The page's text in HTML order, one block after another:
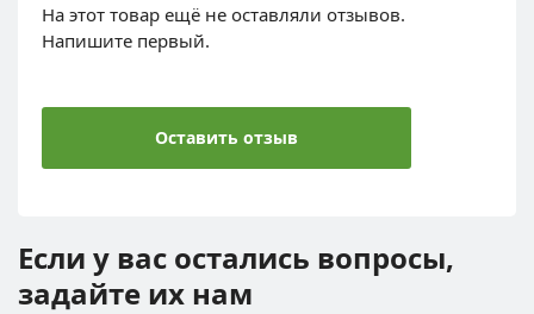
На этот товар ещё не оставляли отзывов.
Напишите первый.
Оставить отзыв
Если у вас остались вопросы,
задайте их нам